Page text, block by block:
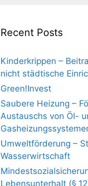
Recent Posts
Kinderkrippen –
nicht städtische
Green!Invest
Saubere Heizung –
Austauschs von Öl-
Umweltförderung –
Wasserwirtschaft
Lebensunterhalt (§